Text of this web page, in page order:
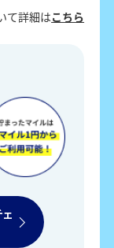
て詳細はこちら